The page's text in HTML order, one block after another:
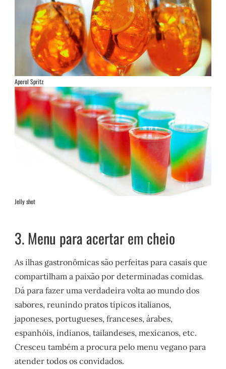
Aperol Spritz
Jelly shot
3. Menu para acertar em cheio
As ilhas gastronômicas são perfeitas para casais que
compartilham a paixão por determinadas comidas.
Dá para fazer uma verdadeira volta ao mundo dos
sabores, reunindo pratos típicos italianos,
japoneses, portugueses, franceses, árabes,
espanhóis, indianos, tailandeses, mexicanos, etc.
Cresceu também a procura pelo menu vegano para
atender todos os convidados.